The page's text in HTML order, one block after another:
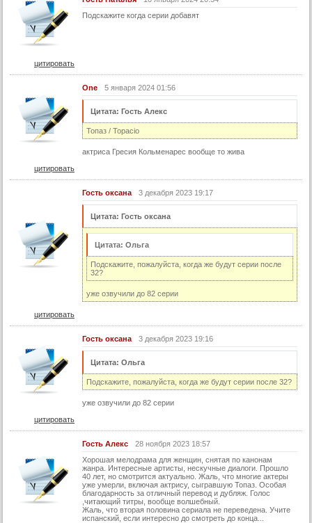
45 серия
46 серия
48 серия
49 серия
50 серия
51 серия
53 серия
56 серия
57 серия
60 серия
62 серия
63 серия
64 серия
69 серия
70 серия
Подскажите когда серии добавят
цитировать
One 5 января 2024 01:56
Цитата: Гость Алекс
Топаз / Topacio
актриса Гресия Кольменарес вообще то жива
цитировать
Гость оксана 3 декабря 2023 19:17
Цитата: Гость оксана
Цитата: Ольга
Подскажите, пожалуйста, когда же будут серии после
32?
уже озвучили до 82 серии
цитировать
Гость оксана 3 декабря 2023 19:16
Цитата: Ольга
Подскажите, пожалуйста, когда же будут серии после 32?
уже озвучили до 82 серии
цитировать
Гость Алекс
28 ноября 2023 18:57
Хорошая мелодрама для женщин, снятая по канонам
жанра. Интересные артисты, нескучные диалоги. Прошло
40 лет, но смотрится актуально. Жаль, что многие актеры
уже умерли, включая актрису, сыгравшую Топаз. Особая
благодарность за отличный перевод и дубляж. Голос
,читающий титры, вообще волшебный.
Жаль, что вторая половина сериала не переведена. Учите
испанский, если интересно до смотреть до конца...